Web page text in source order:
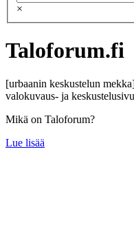
×
Taloforum.fi
[urbaanin keskustelun
valokuvaus- ja
Mikä on Taloforum?
Lue lisää